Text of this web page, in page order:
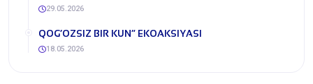
29.05.2026
QOG‘OZSIZ BIR KUN” EKOAKSIYASI
18.05.2026